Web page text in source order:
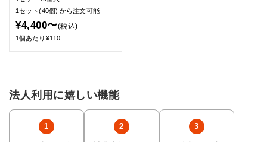
1セット(40個)から注文可能
¥4,400〜(税込)
1個あたり¥110
法人利用に嬉しい機能